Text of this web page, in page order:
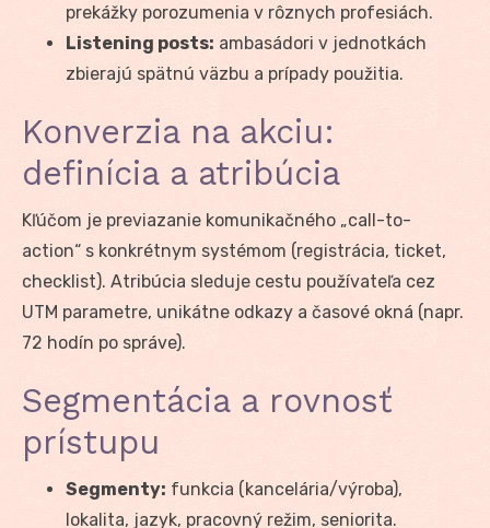
prekážky porozumenia v rôznych profesiách.
Listening posts: ambasádori v jednotkách
zbierajú spätnú väzbu a prípady použitia.
Konverzia na akciu:
definícia a atribúcia
Kľúčom je previazanie komunikačného „call-to-
action“ s konkrétnym systémom (registrácia, ticket,
checklist). Atribúcia sleduje cestu používateľa cez
UTM parametre, unikátne odkazy a časové okná (napr.
72 hodín po správe).
Segmentácia a rovnosť
prístupu
Segmenty: funkcia (kancelária/výroba),
lokalita, jazyk, pracovný režim, seniorita.